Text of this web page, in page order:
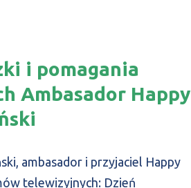
i pomagania
Ambasador Happy
ambasador i przyjaciel Happy
telewizyjnych: Dzień